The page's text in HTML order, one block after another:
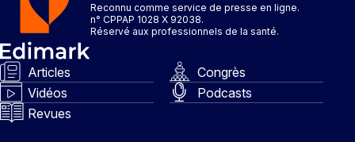
Reconnu comme service de presse en ligne.
n° CPPAP 1028 X 92038.
Réservé aux professionnels de la santé.
Articles
Congrès
Vidéos
Podcasts
Revues